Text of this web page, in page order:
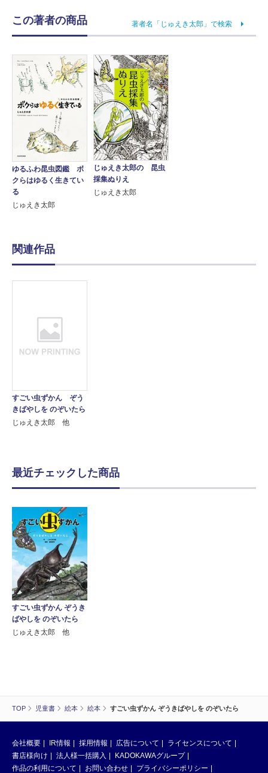
TOP 児童書 絵本 絵本 すごい虫ずかん ぞうきばやしを のぞいたら
この著者の商品 著者名「じゅえき太郎」で検索
ゆるふわ昆虫図鑑 ボ
クらはゆるく生きてい
る
じゅえき太郎
じゅえき太郎の 昆虫
採集ぬりえ
じゅえき太郎
関連作品
すごい虫ずかん ぞう
きばやしを のぞいたら
じゅえき太郎 他
最近チェックした商品
すごい虫ずかん ぞうき
ばやしを のぞいたら
じゅえき太郎 他
会社概要 IR情報 採用情報 広告について
ライセンスについて
書店様向け
法人様一括購入
KADOKAWAグループ
作品の利用について
お問い合わせ プライバシーポリシー